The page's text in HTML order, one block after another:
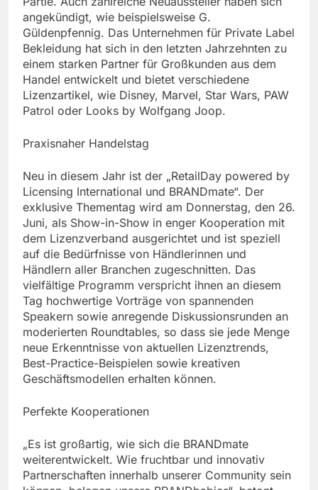
angekündigt, wie beispielsweise G.
Güldenpfennig. Das Unternehmen für Private Label
Bekleidung hat sich in den letzten Jahrzehnten zu
einem starken Partner für Großkunden aus dem
Handel entwickelt und bietet verschiedene
Lizenzartikel, wie Disney, Marvel, Star Wars, PAW
Patrol oder Looks by Wolfgang Joop.
Praxisnaher Handelstag
Neu in diesem Jahr ist der „RetailDay powered by
Licensing International und BRANDmate“. Der
exklusive Thementag wird am Donnerstag, den 26.
Juni, als Show-in-Show in enger Kooperation mit
dem Lizenzverband ausgerichtet und ist speziell
auf die Bedürfnisse von Händlerinnen und
Händlern aller Branchen zugeschnitten. Das
vielfältige Programm verspricht ihnen an diesem
Tag hochwertige Vorträge von spannenden
Speakern sowie anregende Diskussionsrunden an
moderierten Roundtables, so dass sie jede Menge
neue Erkenntnisse von aktuellen Lizenztrends,
Best-Practice-Beispielen sowie kreativen
Geschäftsmodellen erhalten können.
Perfekte Kooperationen
„Es ist großartig, wie sich die BRANDmate
weiterentwickelt. Wie fruchtbar und innovativ
Partnerschaften innerhalb unserer Community sein